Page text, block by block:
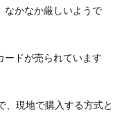
なかなか厳しいようで
ードが売られています
、現地で購入する方式と